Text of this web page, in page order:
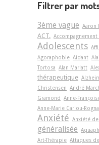
Filtrer par
3ème vague Aaron
ACT. Accompagnement
Adolescents
Agoraphobie Aidant
Tortosa Alan Marlatt
thérapeutique
Christensen André
Gramond
Anne-
Anne-Marie Cariou-
Anxiété Anxiété
généralisée
Art-Thérapie Attaques